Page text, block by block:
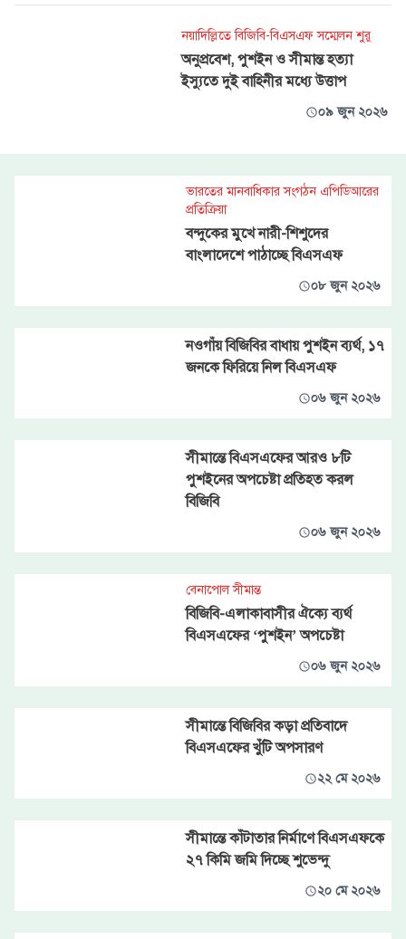
নয়াদিল্লিতে বিজিবি-বিএসএফ সম্মেলন শুরু
অনুপ্রবেশ, পুশইন ও সীমান্ত হত্যা
ইস্যুতে দুই বাহিনীর মধ্যে উত্তাপ
০৯ জুন ২০২৬
ভারতের মানবাধিকার সংগঠন এপিডিআরের
প্রতিক্রিয়া
বন্দুকের মুখে নারী-শিশুদের
বাংলাদেশে পাঠাচ্ছে বিএসএফ
০৮ জুন ২০২৬
নওগাঁয় বিজিবির বাধায় পুশইন ব্যর্থ, ১৭
জনকে ফিরিয়ে নিল বিএসএফ
০৬ জুন ২০২৬
সীমান্তে বিএসএফের আরও ৮টি
পুশইনের অপচেষ্টা প্রতিহত করল
বিজিবি
০৬ জুন ২০২৬
বেনাপোল সীমান্ত
বিজিবি-এলাকাবাসীর ঐক্যে ব্যর্থ
বিএসএফের ‘পুশইন’ অপচেষ্টা
০৬ জুন ২০২৬
সীমান্তে বিজিবির কড়া প্রতিবাদে
বিএসএফের খুঁটি অপসারণ
২২ মে ২০২৬
সীমান্তে কাঁটাতার নির্মাণে বিএসএফকে
২৭ কিমি জমি দিচ্ছে শুভেন্দু
২০ মে ২০২৬